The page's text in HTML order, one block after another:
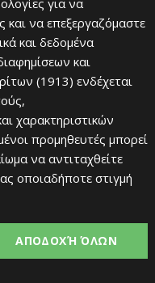
κάθε
για να
να επεξεργαζόμαστε
και δεδομένα
και
(1913) ενδέχεται
χαρακτηριστικών
προμηθευτές μπορεί
να αντιταχθείτε
οποιαδήποτε στιγμή
ΑΠΟΔΟΧΉ ΌΛΩΝ